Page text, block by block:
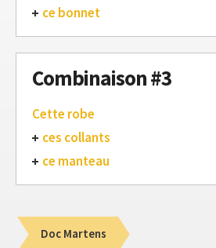
ce bonnet
Combinaison #3
Cette robe
ces collants
ce manteau
Doc Martens